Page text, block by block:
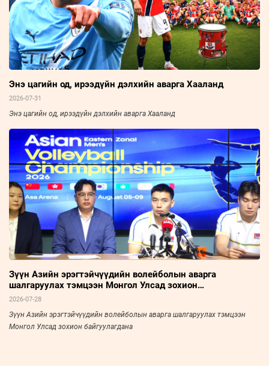
Энэ цагийн од, ирээдүйн дэлхийн аварга Хааланд
2026-07-31
Энэ цагийн од, ирээдүйн дэлхийн аварга Хааланд
Зүүн Азийн эрэгтэйчүүдийн волейболын аварга
шалгаруулах тэмцээн Монгол Улсад зохион
байгуулагдана
2026-07-28
Зүүн Азийн эрэгтэйчүүдийн волейболын аварга шалгаруулах тэмцээн
Монгол Улсад зохион байгуулагдана